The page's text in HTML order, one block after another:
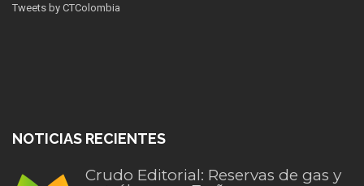
Tweets by CTColombia
NOTICIAS RECIENTES
Crudo Editorial: Reservas de gas y